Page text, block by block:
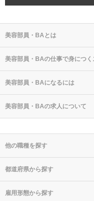
美容部員・BAとは
美容部員・BAの仕事で身につく
美容部員・BAになるには
美容部員・BAの求人について
他の職種を探す
都道府県から探す
雇用形態から探す